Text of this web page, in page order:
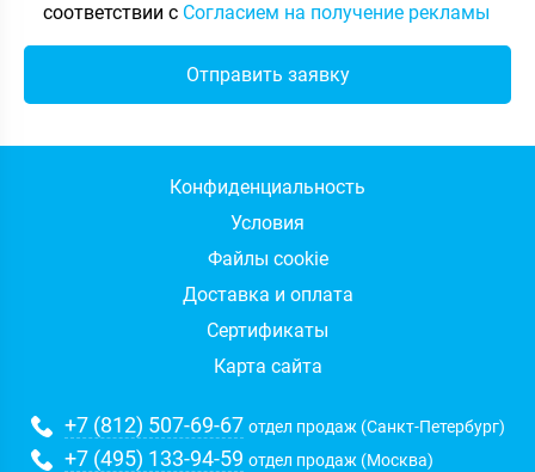
соответствии с Согласием на получение рекламы
Конфиденциальность
Условия
Файлы cookie
Доставка и оплата
Сертификаты
Карта сайта
+7 (812) 507-69-67 отдел продаж (Санкт-Петербург)
+7 (495) 133-94-59 отдел продаж (Москва)